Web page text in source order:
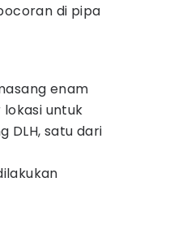
di pipa
enam
untuk
DLH, satu dari